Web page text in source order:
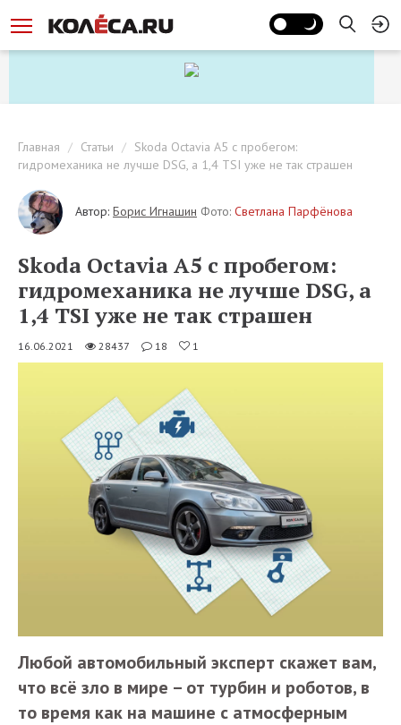
Главная Статьи
Skoda Octavia А5 с пробегом:
гидромеханика не лучше DSG, а 1,4 TSI уже не так страшен
Автор: Борис Игнашин Фото: Светлана Парфёнова
Skoda Octavia А5 с пробегом:
гидромеханика не лучше DSG, а
1,4 TSI уже не так страшен
16.06.2021 28437 18 1
Любой автомобильный эксперт скажет вам,
что всё зло в мире – от турбин и роботов, в
то время как на машине с атмосферным